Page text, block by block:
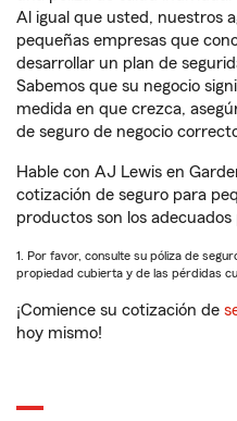
Al igual que usted, nuestros
pequeñas empresas que
desarrollar un plan de
Sabemos que su negocio
medida en que crezca,
de seguro de negocio
Hable con AJ Lewis en
cotización de seguro para
productos son los adecuados
1. Por favor, consulte su póliza de
propiedad cubierta y de las pérdidas
¡Comience su cotización de
hoy mismo!